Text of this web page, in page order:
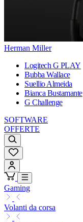
Herman Miller
Logitech G PLAY
Bubba Wallace
Suellio Almeida
Bianca Bustamante
G Challenge
SOFTWARE
OFFERTE
Gaming
Volanti da corsa